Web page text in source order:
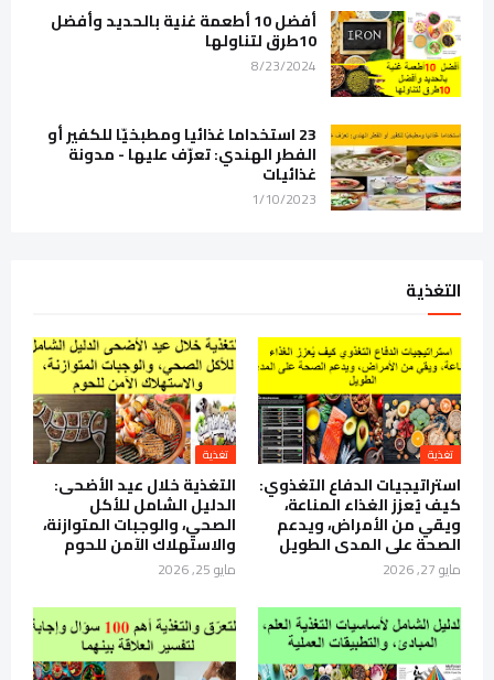
أفضل 10 أطعمة غنية بالحديد وأفضل
10طرق لتناولها
8/23/2024
23 استخداما غذائيا ومطبخيّا للكفير أو
الفطر الهندي: تعرّف عليها - مدونة
غذائيات
1/10/2023
التغذية
تغذية
استراتيجيات الدفاع التغذوي:
كيف يُعزز الغذاء المناعة،
ويقي من الأمراض، ويدعم
الصحة على المدى الطويل
مايو 27, 2026
تغذية
التغذية خلال عيد الأضحى:
الدليل الشامل للأكل
الصحي، والوجبات المتوازنة،
والاستهلاك الآمن للحوم
مايو 25, 2026